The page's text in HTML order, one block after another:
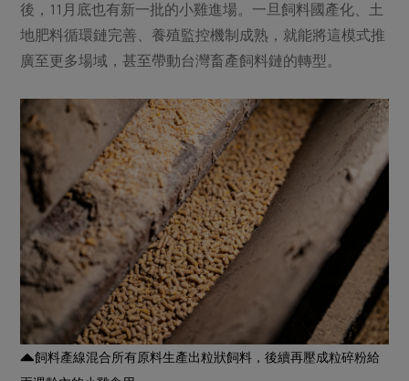
後，11月底也有新一批的小雞進場。一旦飼料國產化、土
地肥料循環鏈完善、養殖監控機制成熟，就能將這模式推
廣至更多場域，甚至帶動台灣畜產飼料鏈的轉型。
飼料產線混合所有原料生產出粒狀飼料，後續再壓成粒碎粉給